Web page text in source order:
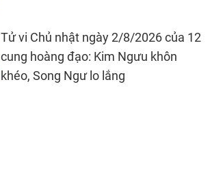
Tử vi Chủ nhật ngày 2/8/2026 của 12
cung hoàng đạo: Kim Ngưu khôn
khéo, Song Ngư lo lắng